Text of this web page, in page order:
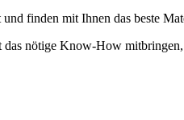
finden mit Ihnen das beste
nötige Know-How